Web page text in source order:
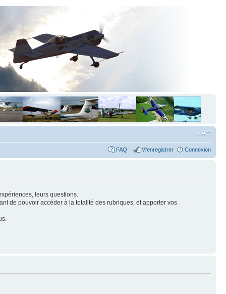
FAQ M'enregistrer Connexion
leurs questions.
de pouvoir accéder à la totalité des rubriques, et apporter vos